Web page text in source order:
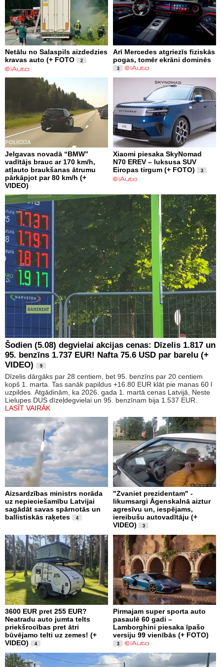
Netālu no Salaspils aizdedzies
kravas auto (+ FOTO
2
Arī Mercedes atgriezīs fiziskās
pogas, tomēr ekrāni dominēs
3
Jelgavas novadā “BMW”
vadītājs brauc ar 170 km/h,
atļauto braukšanas ātrumu
pārkāpjot par 80 km/h (+
VIDEO)
Xiaomi piesaka SkyNomad
N70 EREV – luksusa SUV
Eiropas tirgum (+ FOTO)
3
Šodien (5.08) degvielai akcijas cenas: Dīzelis 1.817 un
95. benzīns 1.737 EUR! Nafta 75.6 USD par barelu (+
VIDEO)
9
Dīzelis dārgāks par 28 centiem, bet 95. benzīns par 20 centiem
kopš 1. marta. Tas sanāk papildus +16.80 EUR klāt pie manas 60 l
uzpildes. Atgādinām, ka 2026. gada 1. martā cenas Latvijā, Neste
Lielupes DUS dīzeļdegvielai un 95. benzīnam bija 1.537 EUR.
LASĪT VAIRĀK
Aizsardzības ministrs norāda
uz nepieciešamību Latvijai
sagādāt savas spārnotās un
ballistiskās raķetes
4
"Zvaniet prezidentam" -
likumsargi Āgenskalnā aiztur
agresīvu un, iespējams,
iereibušu autovadītāju (+
VIDEO)
3
3600 EUR pret 255 EUR?
Neatradu auto jumta telts
priekšrocības pret ātri
būvējamo telti uz zemes! (+
VIDEO)
4
Pirmajam super sporta auto
pasaulē 60 gadi –
Lamborghini piesaka īpašo
versiju 99 vienībās (+ FOTO)
3